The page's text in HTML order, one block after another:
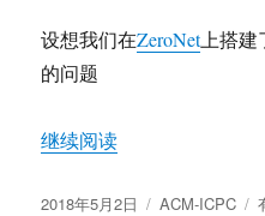
设想我们在ZeroNet上搭建
的问题
继续阅读“分布式OJ的数据
发
2018年5月2日
分
ACM-ICPC